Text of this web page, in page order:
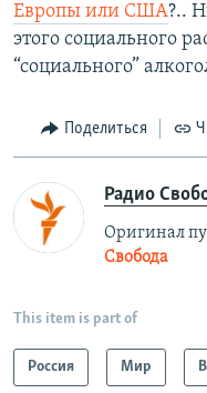
Европы или США?..
этого социального
“социального”
Поделиться
Радио
Оригинал
Свобода
This item is part of
Россия Мир